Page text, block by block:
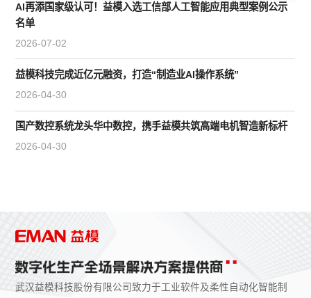
AI再添国家级认可！益模入选工信部人工智能应用典型案例公示
名单
2026-07-02
益模科技完成近亿元融资，打造“制造业AI操作系统”
2026-04-30
国产数控系统龙头华中数控，携手益模共筑高端电机智造新标杆
2026-04-30
武汉益模科技股份有限公司致力于工业软件及柔性自动化智能制